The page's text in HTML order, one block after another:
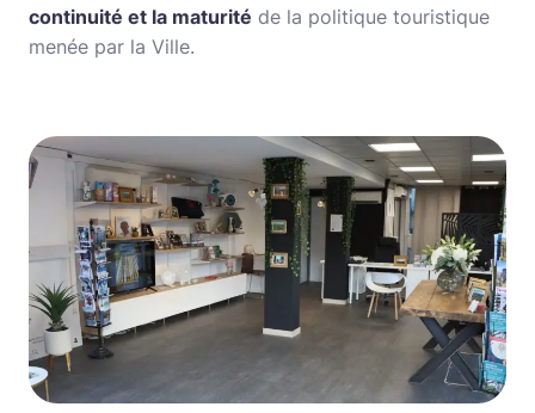
continuité et la maturité de la politique touristique
menée par la Ville.